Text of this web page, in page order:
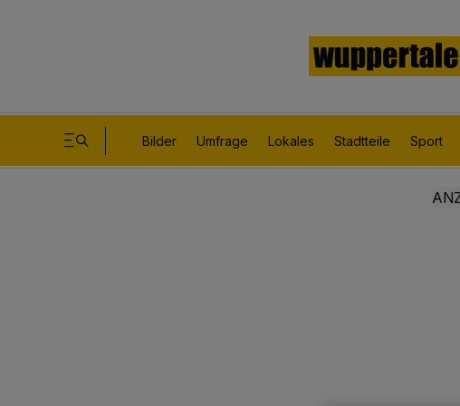
Bilder Umfrage Lokales Stadtteile Sport